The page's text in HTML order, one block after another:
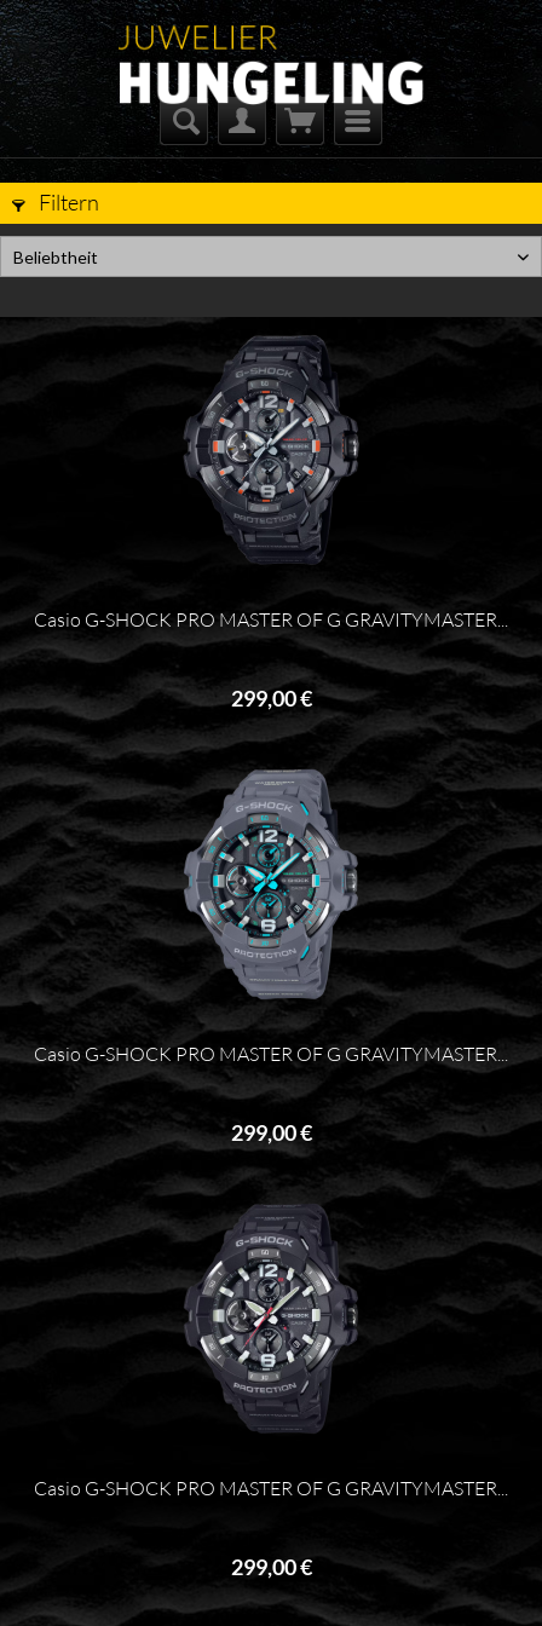
Filtern
Beliebtheit
Casio G-SHOCK PRO MASTER OF G GRAVITYMASTER...
299,00 €
Casio G-SHOCK PRO MASTER OF G GRAVITYMASTER...
299,00 €
Casio G-SHOCK PRO MASTER OF G GRAVITYMASTER...
299,00 €